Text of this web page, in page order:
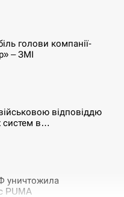
голови компанії-
– ЗМІ
відповіддю
систем в…
уничтожила
PUMA